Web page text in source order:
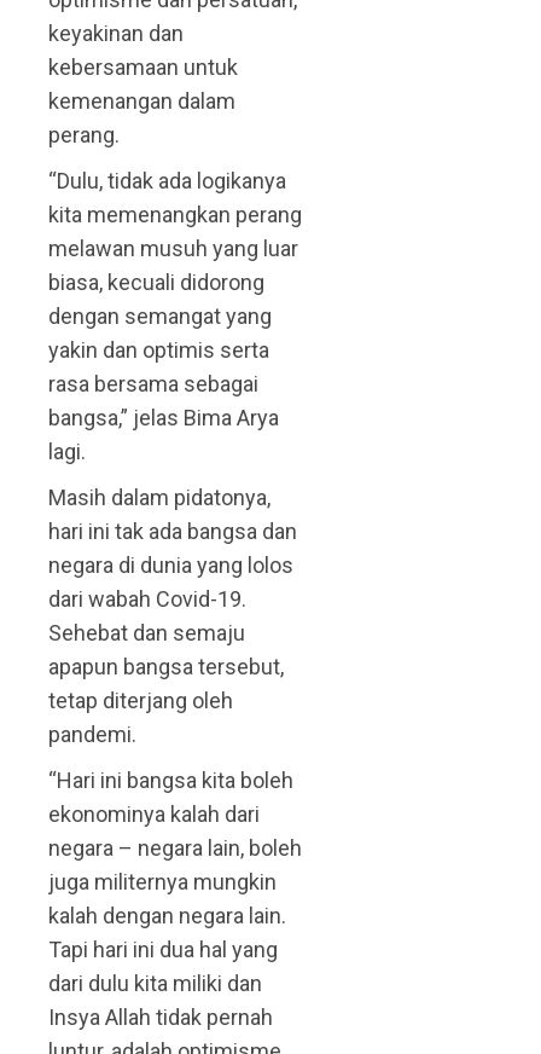
keyakinan dan
kebersamaan untuk
kemenangan dalam
perang.
“Dulu, tidak ada logikanya
kita memenangkan perang
melawan musuh yang luar
biasa, kecuali didorong
dengan semangat yang
yakin dan optimis serta
rasa bersama sebagai
bangsa,” jelas Bima Arya
lagi.
Masih dalam pidatonya,
hari ini tak ada bangsa dan
negara di dunia yang lolos
dari wabah Covid-19.
Sehebat dan semaju
apapun bangsa tersebut,
tetap diterjang oleh
pandemi.
“Hari ini bangsa kita boleh
ekonominya kalah dari
negara – negara lain, boleh
juga militernya mungkin
kalah dengan negara lain.
Tapi hari ini dua hal yang
dari dulu kita miliki dan
Insya Allah tidak pernah